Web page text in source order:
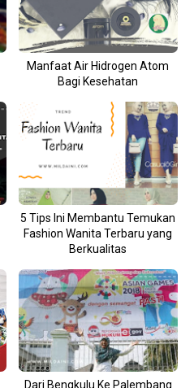
Manfaat Air Hidrogen Atom
Bagi Kesehatan
5 Tips Ini Membantu Temukan
Fashion Wanita Terbaru yang
Berkualitas
Dari Bengkulu Ke Palembang